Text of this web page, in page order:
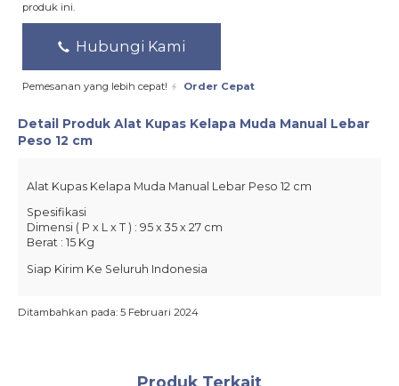
produk ini.
Hubungi Kami
Pemesanan yang lebih cepat! Order Cepat
Detail Produk Alat Kupas Kelapa Muda Manual Lebar
Peso 12 cm
Alat Kupas Kelapa Muda Manual Lebar Peso 12 cm
Spesifikasi
Dimensi ( P x L x T ) : 95 x 35 x 27 cm
Berat : 15 Kg
Siap Kirim Ke Seluruh Indonesia
Ditambahkan pada: 5 Februari 2024
Produk Terkait